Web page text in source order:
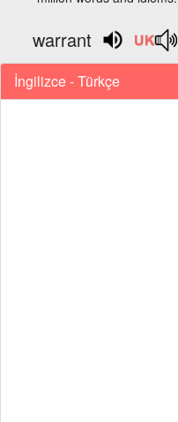
warrant
İngilizce - Türkçe